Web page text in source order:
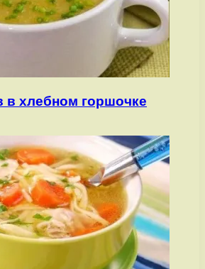
в хлебном горшочке